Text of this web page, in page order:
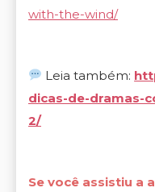
with-the-wind/
Leia também:
dicas-de-dramas-
2/
Se você assistiu a